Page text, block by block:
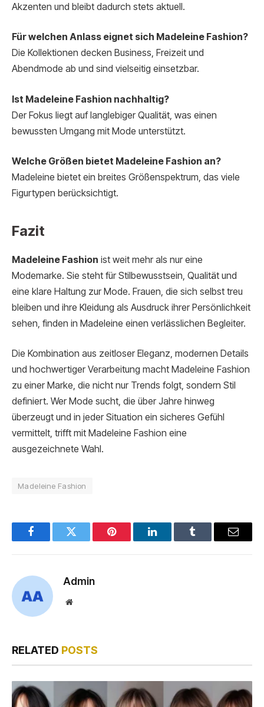
Akzenten und bleibt dadurch stets aktuell.
Für welchen Anlass eignet sich Madeleine Fashion?
Die Kollektionen decken Business, Freizeit und
Abendmode ab und sind vielseitig einsetzbar.
Ist Madeleine Fashion nachhaltig?
Der Fokus liegt auf langlebiger Qualität, was einen
bewussten Umgang mit Mode unterstützt.
Welche Größen bietet Madeleine Fashion an?
Madeleine bietet ein breites Größenspektrum, das viele
Figurtypen berücksichtigt.
Fazit
Madeleine Fashion ist weit mehr als nur eine
Modemarke. Sie steht für Stilbewusstsein, Qualität und
eine klare Haltung zur Mode. Frauen, die sich selbst treu
bleiben und ihre Kleidung als Ausdruck ihrer Persönlichkeit
sehen, finden in Madeleine einen verlässlichen Begleiter.
Die Kombination aus zeitloser Eleganz, modernen Details
und hochwertiger Verarbeitung macht Madeleine Fashion
zu einer Marke, die nicht nur Trends folgt, sondern Stil
definiert. Wer Mode sucht, die über Jahre hinweg
überzeugt und in jeder Situation ein sicheres Gefühl
vermittelt, trifft mit Madeleine Fashion eine
ausgezeichnete Wahl.
Madeleine Fashion
FacebookTwitter Pinterest LinkedInTumblr Email
Admin
Website
RELATED POSTS